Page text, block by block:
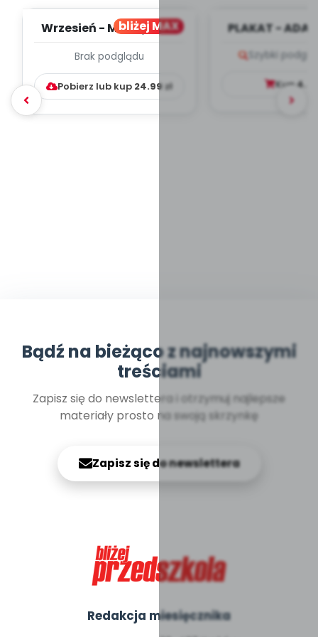
bliżej MAX
Wrzesień - MIESIĘCZNY
WYCHOWAWCZO –
DYDAKTYC...
Brak podglądu
Pobierz lub kup 24.99 zł
PLAKAT -
Szybki
Kup
Bądź na bieżąco z najnowszymi
treściami
Zapisz się do newslettera i otrzymuj najlepsze
materiały prosto na swoją skrzynkę
Zapisz się do newslettera
Redakcja miesięcznika